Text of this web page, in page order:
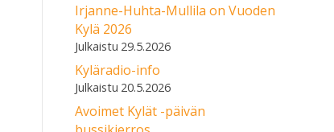
Irjanne-Huhta-Mullila on Vuoden
Kylä 2026
29.5.2026
Kyläradio-info
20.5.2026
Avoimet Kylät -päivän